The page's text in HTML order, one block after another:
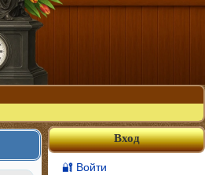
Вход
🔐 Войти